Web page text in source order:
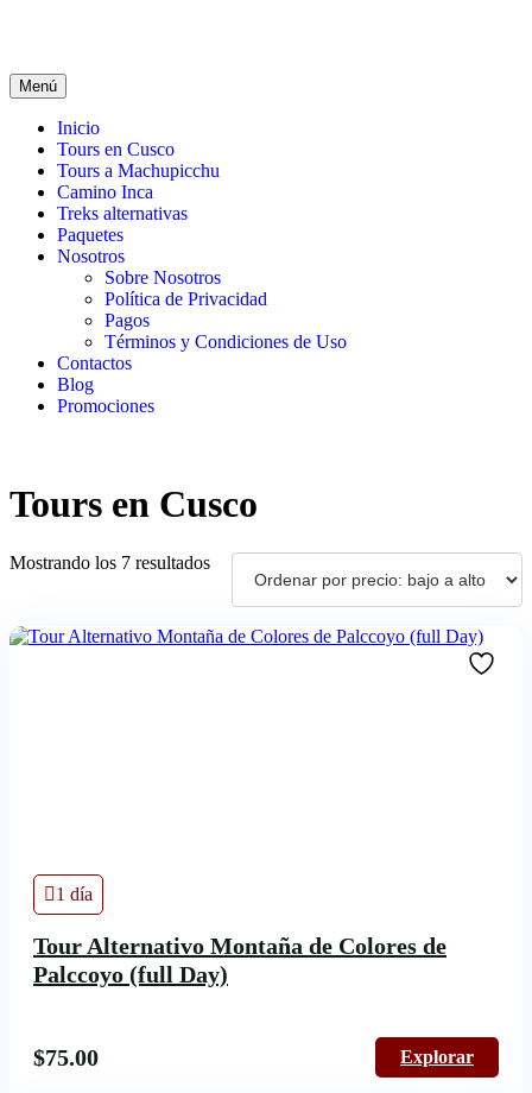
Menú
Inicio
Tours en Cusco
Tours a Machupicchu
Camino Inca
Treks alternativas
Paquetes
Nosotros
Sobre Nosotros
Política de Privacidad
Pagos
Términos y Condiciones de Uso
Contactos
Blog
Promociones
Tours en Cusco
Mostrando los 7 resultados
1 día
Tour Alternativo Montaña de Colores de
Palccoyo (full Day)
$75.00 Explorar